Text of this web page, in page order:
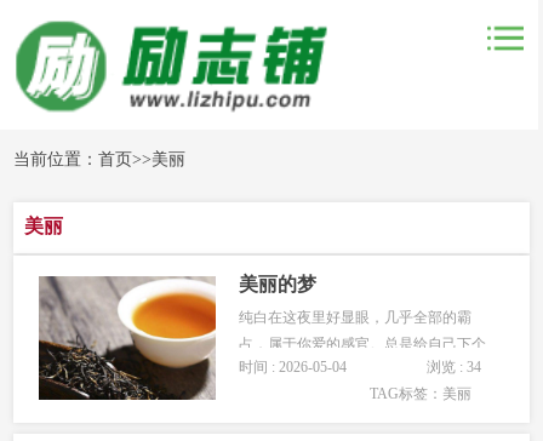
当前位置：首页>>美丽
美丽
美丽的梦
纯白在这夜里好显眼，几乎全部的霸
占，属于你爱的感官。总是给自己下个
定义，那样的取之不尽用之不竭的成全
自己的美，你在输送自己的罪恶和失
时间 : 2026-05-04
浏览 : 34
TAG标签： 美丽